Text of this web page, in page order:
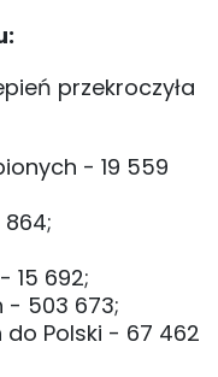
przekroczyła
- 19 559
15 692;
- 503 673;
Polski - 67 462